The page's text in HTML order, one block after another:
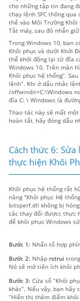
cho những tập tin đang
chạy lệnh SFC thông
thể vào Môi Trường Khôi
Tắt máy, sau đó nhấn
Trong Windows 10, bạn
Khôi phục và dưới Khởi
thể khởi động lại từ đĩa
Windows 10. Trên màn
Khôi phục hệ thống”.
lệnh”. Khi ở dấu nhắc
/offwindir=C:\Windows
đĩa C: \ Windows là
Thao tác này sẽ mất
hoàn tất, hãy đóng dấu
Cách thức 6:
thực hiện Khôi
Khôi phục hệ thống rất
năng "Khôi phục Hệ
bitsperf.dll không bị
các thay đổi đượcc thực
để khôi phục Windows
Bước 1: Nhấn tổ hợp
Bước 2: Nhập rstrui
Nó sẽ mở tiện ích khôi
Bước 3: Cửa sổ “Khôi
khác”. Nếu vậy, bạn hãy
“Hiển thị thêm điểm khôi